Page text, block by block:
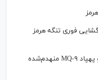
فوری تنگه هرمز
اولین تصاویر لاشه F-۱۵ آمریکا و پهپاد MQ-۹ منهدم‌شده